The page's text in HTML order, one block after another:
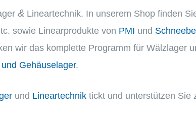
& Linear­tech­nik. In unserem Shop finden
sowie Linear­pro­dukte von PMI und
wir das komplette Programm für Wälzla­ger
Gehäu­se­la­ger.
und Linear­tech­niktickt und unter­stüt­zen Sie